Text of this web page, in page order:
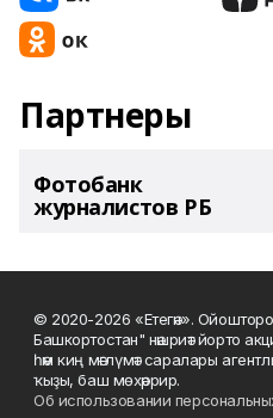
Партнеры
Фотобанк
журналистов РБ
© 2020-2026 «Етегән».
Башкортостан" нәшриәт йорто
һәм киң мәғлүмәт саралары
ҡыҙы, баш мөхәррир.
Об использовании